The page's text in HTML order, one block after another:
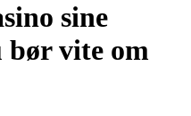
sine
vite om